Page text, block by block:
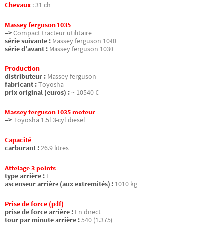
Chevaux :31 ch
Massey ferguson 1035
–>Compact tracteur utilitaire
série suivante : Massey ferguson 1040
série d’avant : Massey ferguson 1030
Production
distributeur : Massey ferguson
fabricant :Toyosha
prix original (euros) : ~ 10540 €
Massey ferguson 1035 moteur
–>Toyosha 1.5l 3-cyl diesel
Capacité
carburant :26.9 litres
Attelage 3 points
type arrière : I
ascenseur arrière (aux extremités) : 1010 kg
Prise de force (pdf)
prise de force arrière : En direct
tour par minute arrière :540 (1.375)